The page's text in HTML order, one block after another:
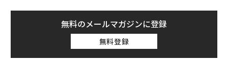
無料のメールマガジンに登録
無料登録